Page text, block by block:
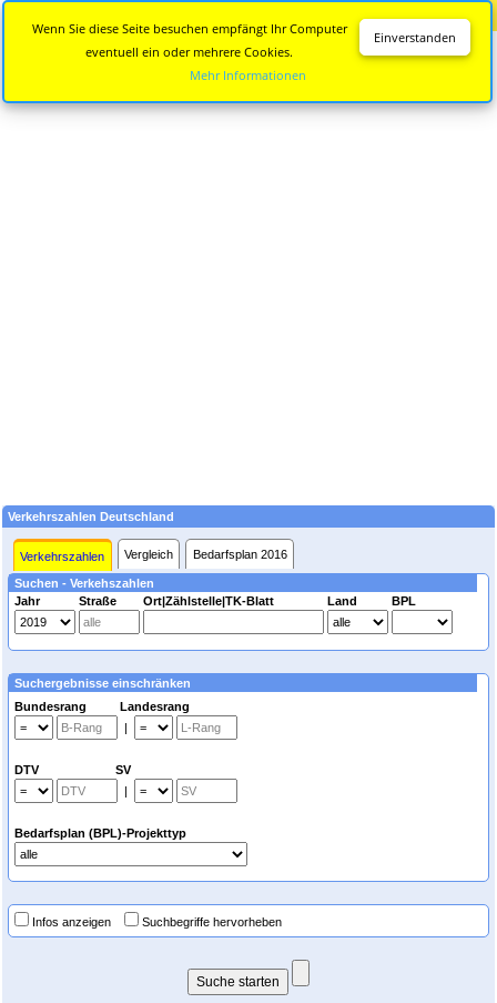
Verkehrszahlen Deutschland
Verkehrszahlen Vergleich Bedarfsplan 2016
Suchen - Verkehszahlen
Jahr
Straße Ort|Zählstelle|TK-Blatt Land BPL
Suchergebnisse einschränken
Bundesrang Landesrang
|
DTV SV
|
Bedarfsplan (BPL)-Projekttyp
Infos anzeigen Suchbegriffe hervorheben
Einverstanden
Wenn Sie diese Seite besuchen empfängt Ihr Computer
eventuell ein oder mehrere Cookies.
Mehr Informationen